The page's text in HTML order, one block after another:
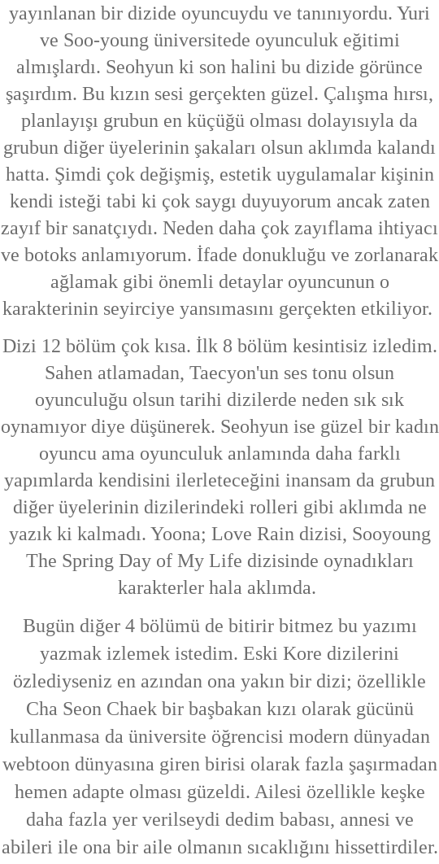
yayınlanan bir dizide oyuncuydu ve tanınıyordu. Yuri
ve Soo-young üniversitede oyunculuk eğitimi
almışlardı. Seohyun ki son halini bu dizide görünce
şaşırdım. Bu kızın sesi gerçekten güzel. Çalışma hırsı,
planlayışı grubun en küçüğü olması dolayısıyla da
grubun diğer üyelerinin şakaları olsun aklımda kalandı
hatta. Şimdi çok değişmiş, estetik uygulamalar kişinin
kendi isteği tabi ki çok saygı duyuyorum ancak zaten
zayıf bir sanatçıydı. Neden daha çok zayıflama ihtiyacı
ve botoks anlamıyorum. İfade donukluğu ve zorlanarak
ağlamak gibi önemli detaylar oyuncunun o
karakterinin seyirciye yansımasını gerçekten etkiliyor.
Dizi 12 bölüm çok kısa. İlk 8 bölüm kesintisiz izledim.
Sahen atlamadan, Taecyon'un ses tonu olsun
oyunculuğu olsun tarihi dizilerde neden sık sık
oynamıyor diye düşünerek. Seohyun ise güzel bir kadın
oyuncu ama oyunculuk anlamında daha farklı
yapımlarda kendisini ilerleteceğini inansam da grubun
diğer üyelerinin dizilerindeki rolleri gibi aklımda ne
yazık ki kalmadı. Yoona; Love Rain dizisi, Sooyoung
The Spring Day of My Life dizisinde oynadıkları
karakterler hala aklımda.
Bugün diğer 4 bölümü de bitirir bitmez bu yazımı
yazmak izlemek istedim. Eski Kore dizilerini
özlediyseniz en azından ona yakın bir dizi; özellikle
Cha Seon Chaek bir başbakan kızı olarak gücünü
kullanmasa da üniversite öğrencisi modern dünyadan
webtoon dünyasına giren birisi olarak fazla şaşırmadan
hemen adapte olması güzeldi. Ailesi özellikle keşke
daha fazla yer verilseydi dedim babası, annesi ve
abileri ile ona bir aile olmanın sıcaklığını hissettirdiler.